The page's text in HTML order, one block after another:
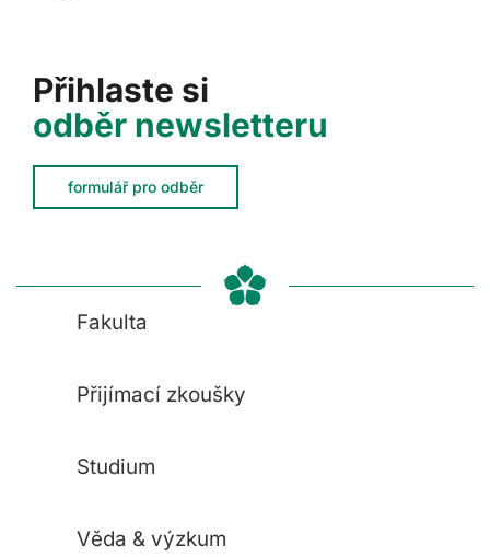
Přihlaste si
odběr newsletteru
formulář pro odběr
Fakulta
Přijímací zkoušky
Studium
Věda & výzkum